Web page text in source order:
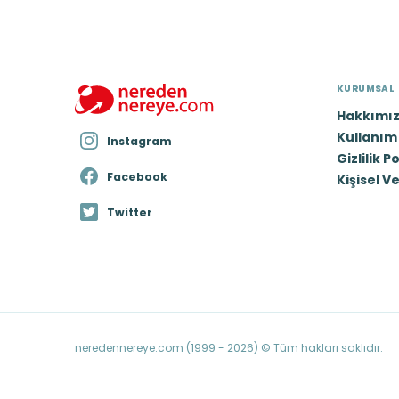
Instagram
Facebook
Twitter
KURUMSAL
Gizlilik
Kişisel
neredennereye.com (1999 - 2026) © Tüm hakları saklıdır.